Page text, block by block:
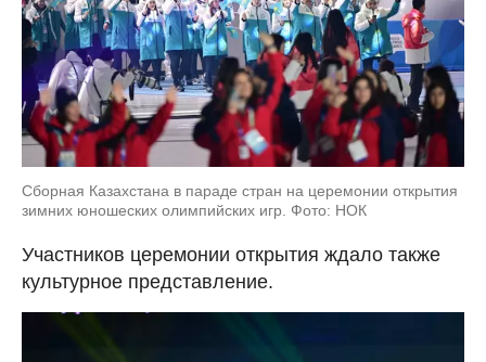
Сборная Казахстана в параде стран на церемонии открытия
зимних юношеских олимпийских игр. Фото: НОК
Участников церемонии открытия ждало также
культурное представление.